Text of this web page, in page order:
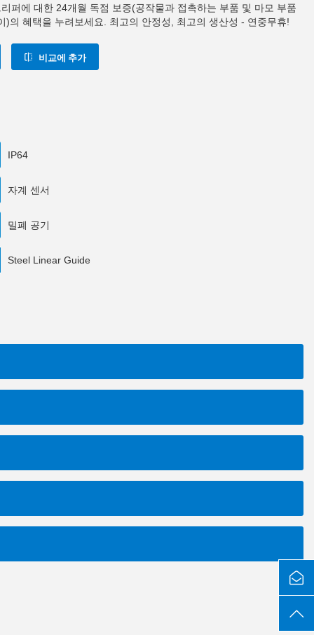
퍼에 대한 24개월 독점 보증(공작물과 접촉하는 부품 및 마모 부품
)의 혜택을 누려보세요. 최고의 안정성, 최고의 생산성 - 연중무휴!
비교에 추가
IP64
자계 센서
밀폐 공기
Steel Linear Guide